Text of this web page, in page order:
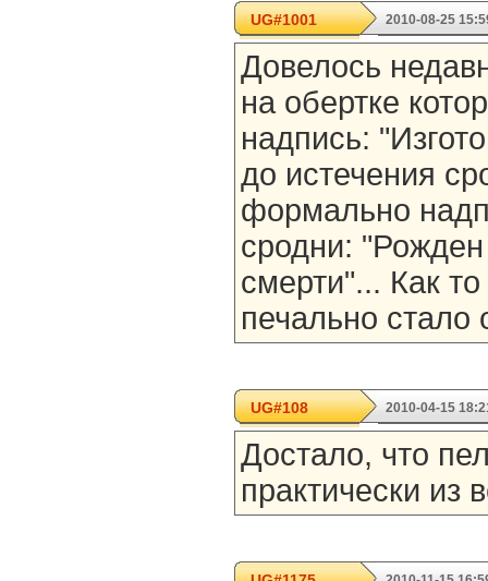
UG#1001 2010-08-25
Довелось
на обертке
надпись:
до истечения
формально
сродни:
смерти"... Как
печально стало
UG#108 2010-04-15
Достало, что
практически из